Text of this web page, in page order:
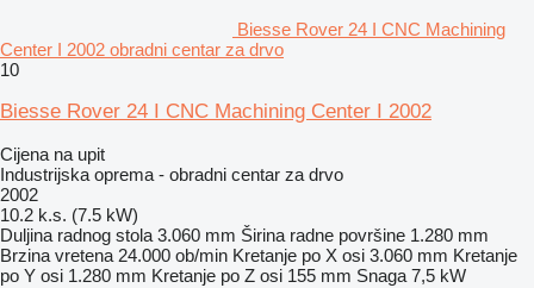
Biesse Rover 24 I CNC Machining
Center I 2002 obradni centar za drvo
10
Biesse Rover 24 I CNC Machining Center I 2002
Cijena na upit
Industrijska oprema - obradni centar za drvo
2002
10.2 k.s. (7.5 kW)
Duljina radnog stola 3.060 mm Širina radne površine 1.280 mm
Brzina vretena 24.000 ob/min Kretanje po X osi 3.060 mm Kretanje
po Y osi 1.280 mm Kretanje po Z osi 155 mm Snaga 7,5 kW